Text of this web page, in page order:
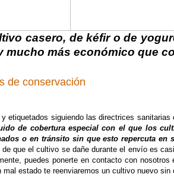
casero, de kéfir o de
mucho más económico que
de conservación
etiquetados siguiendo las directrices
de cobertura especial con el que los
o en tránsito sin que esto repercuta
de que el cultivo se dañe durante el envío es
puedes ponerte en contacto con
estado te reenviaremos un cultivo nuevo sin